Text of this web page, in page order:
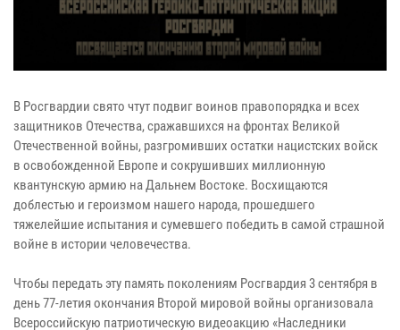
В Росгвардии свято чтут подвиг воинов правопорядка и всех
защитников Отечества, сражавшихся на фронтах Великой
Отечественной войны, разгромивших остатки нацистских войск
в освобожденной Европе и сокрушивших миллионную
квантунскую армию на Дальнем Востоке. Восхищаются
доблестью и героизмом нашего народа, прошедшего
тяжелейшие испытания и сумевшего победить в самой страшной
войне в истории человечества.
Чтобы передать эту память поколениям Росгвардия 3 сентября в
день 77-летия окончания Второй мировой войны организовала
Всероссийскую патриотическую видеоакцию «Наследники